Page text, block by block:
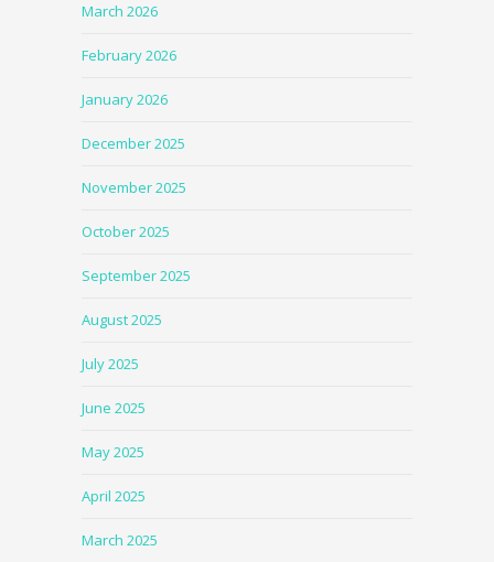
March 2026
February 2026
January 2026
December 2025
November 2025
October 2025
September 2025
August 2025
July 2025
June 2025
May 2025
April 2025
March 2025